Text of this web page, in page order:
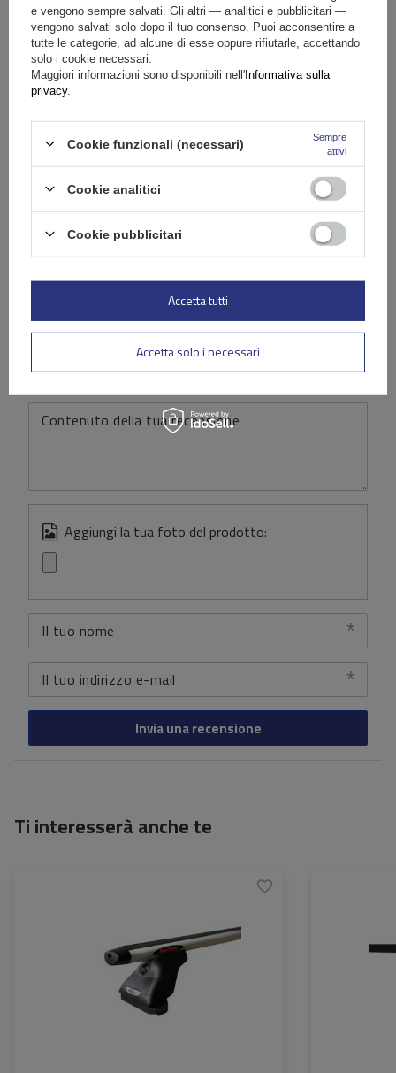
Specifiche
Il prodotto si adatta alle auto
Consegna
Fai una domanda
Recensioni (0)
Scrivi la tua recensione
La tua valutazione:
5/5
Contenuto della tua recensione
Aggiungi la tua foto del prodotto:
Il tuo nome
Il tuo indirizzo e-mail
Invia una recensione
Ti interesserà anche te
e vengono sempre salvati. Gli altri — analitici e pubblicitari —
vengono salvati solo dopo il tuo consenso. Puoi acconsentire a
tutte le categorie, ad alcune di esse oppure rifiutarle, accettando
solo i cookie necessari.
Maggiori informazioni sono disponibili nell'Informativa sulla
privacy.
Cookie funzionali (necessari)
Sempre
attivi
Cookie analitici
Cookie pubblicitari
Accetta solo i necessari
Accetta tutti